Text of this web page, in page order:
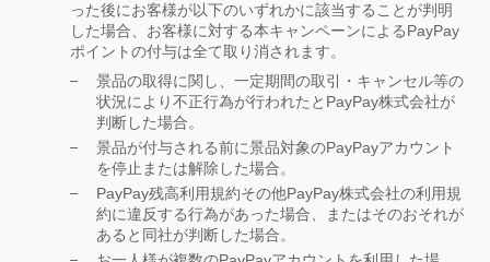
った後にお客様が以下のいずれかに該当することが判明
した場合、お客様に対する本キャンペーンによるPayPay
ポイントの付与は全て取り消されます。
景品の取得に関し、一定期間の取引・キャンセル等の
状況により不正行為が行われたとPayPay株式会社が
判断した場合。
景品が付与される前に景品対象のPayPayアカウント
を停止または解除した場合。
PayPay残高利用規約その他PayPay株式会社の利用規
約に違反する行為があった場合、またはそのおそれが
あると同社が判断した場合。